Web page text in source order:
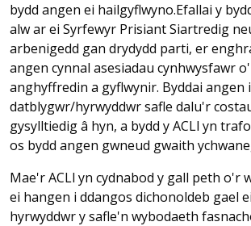
bydd angen ei hailgyflwyno.Efallai y
alw ar ei Syrfewyr Prisiant Siartredig
arbenigedd gan drydydd parti, er
angen cynnal asesiadau cynhwysfawr
anghyffredin a gyflwynir. Byddai angen
datblygwr/hyrwyddwr safle dalu'r
gysylltiedig â hyn, a bydd y ACLl yn
os bydd angen gwneud gwaith
Mae'r ACLl yn cydnabod y gall peth o'r
ei hangen i ddangos dichonoldeb gael
hyrwyddwr y safle'n wybodaeth